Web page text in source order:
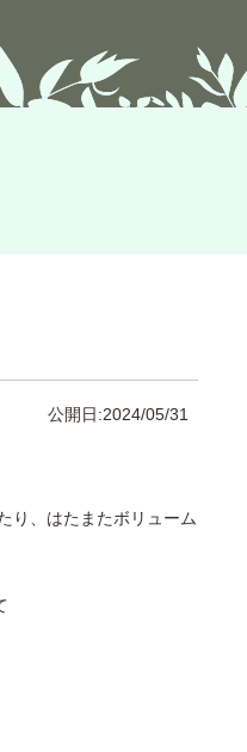
公開日:2024/05/31
り、はたまたボリューム